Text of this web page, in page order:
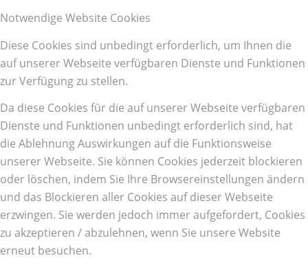
Notwendige Website Cookies
Diese Cookies sind unbedingt erforderlich, um Ihnen die
auf unserer Webseite verfügbaren Dienste und Funktionen
zur Verfügung zu stellen.
Da diese Cookies für die auf unserer Webseite verfügbaren
Dienste und Funktionen unbedingt erforderlich sind, hat
die Ablehnung Auswirkungen auf die Funktionsweise
unserer Webseite. Sie können Cookies jederzeit blockieren
oder löschen, indem Sie Ihre Browsereinstellungen ändern
und das Blockieren aller Cookies auf dieser Webseite
erzwingen. Sie werden jedoch immer aufgefordert, Cookies
zu akzeptieren / abzulehnen, wenn Sie unsere Website
erneut besuchen.